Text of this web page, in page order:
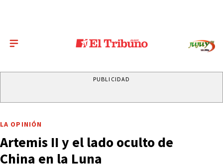
PUBLICIDAD
LA OPINIÓN
Artemis II y el lado oculto de
China en la Luna